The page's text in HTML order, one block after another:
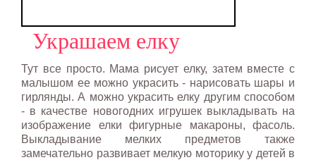
Украшаем елку
Тут все просто. Мама рисует елку, затем вместе с
малышом ее можно украсить - нарисовать шары и
гирлянды. А можно украсить елку другим способом
- в качестве новогодних игрушек выкладывать на
изображение елки фигурные макароны, фасоль.
Выкладывание мелких предметов также
замечательно развивает мелкую моторику у детей в